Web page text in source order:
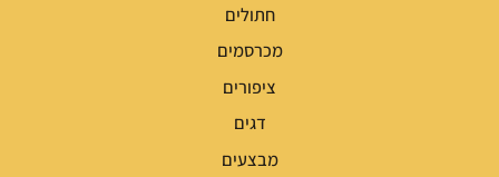
חתולים
מכרסמים
ציפורים
דגים
מבצעים